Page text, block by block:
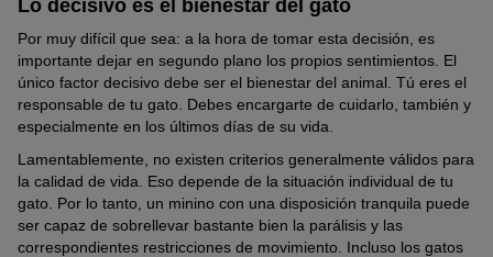
Lo decisivo es el bienestar del gato
Por muy difícil que sea: a la hora de tomar esta decisión, es
importante dejar en segundo plano los propios sentimientos. El
único factor decisivo debe ser el bienestar del animal. Tú eres el
responsable de tu gato. Debes encargarte de cuidarlo, también y
especialmente en los últimos días de su vida.
Lamentablemente, no existen criterios generalmente válidos para
la calidad de vida. Eso depende de la situación individual de tu
gato. Por lo tanto, un minino con una disposición tranquila puede
ser capaz de sobrellevar bastante bien la parálisis y las
correspondientes restricciones de movimiento. Incluso los gatos